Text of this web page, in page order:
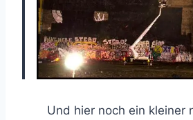
Und hier noch ein kleiner